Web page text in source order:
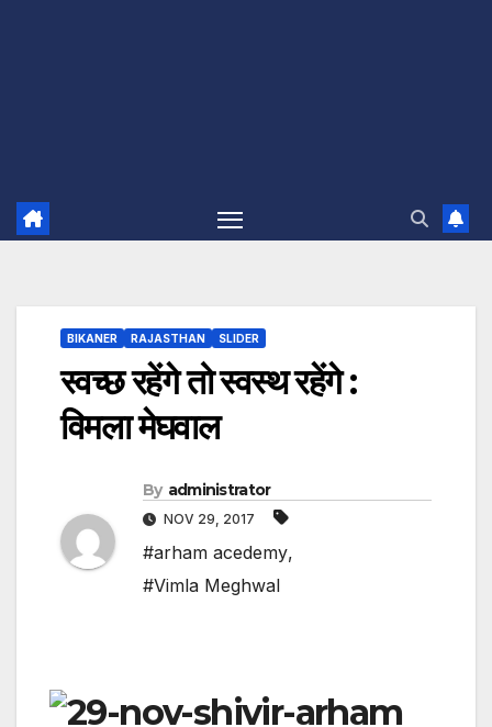
BIKANER RAJASTHAN SLIDER
स्वच्छ रहेंगे तो स्वस्थ रहेंगे :
विमला मेघवाल
By administrator
NOV 29, 2017
#arham acedemy,
#Vimla Meghwal